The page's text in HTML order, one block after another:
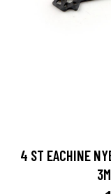
4 ST EACHINE